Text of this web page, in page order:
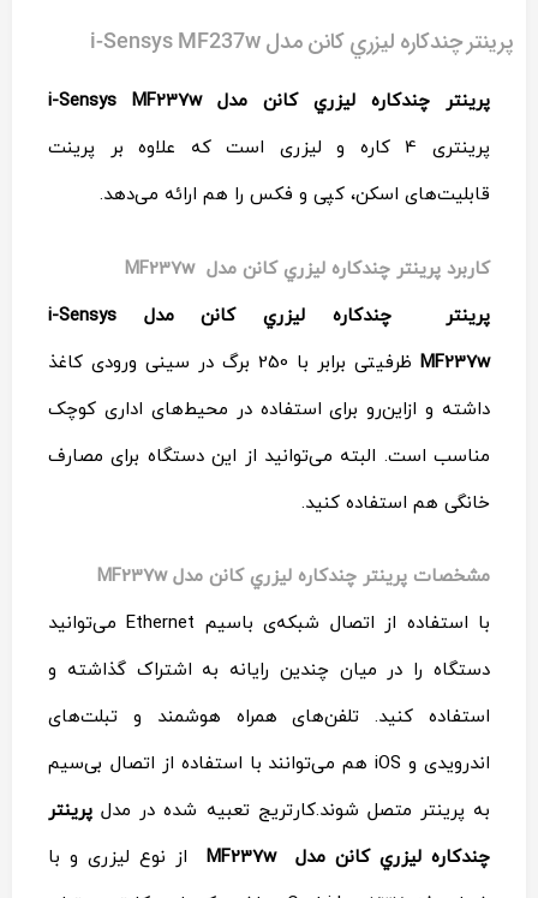
ليزري
مدل
Sensys
اداری
28 Rating:
پرينتر چندکاره ليزري کانن مدل i-Sensys MF237w
پرينتر چندکاره ليزري کانن مدل i-Sensys MF237w
پرینتری 4 کاره و لیزری است که علاوه بر پرینت
قابلیت‌های اسکن، کپی و فکس را هم ارائه می‌دهد.
کاربرد پرينتر چندکاره ليزري کانن مدل MF237w
پرینتر چندکاره ليزري کانن مدل i-Sensys
MF237w
ظرفیتی برابر با 250 برگ در سینی ورودی کاغذ
داشته و ازاین‌رو برای استفاده در محیط‌های اداری کوچک
مناسب است. البته می‌توانید از این دستگاه برای مصارف
خانگی هم استفاده کنید.
مشخصات پرينتر چندکاره ليزري کانن مدل MF237w
با استفاده از اتصال شبکه‌ی باسیم Ethernet می‌توانید
دستگاه را در میان چندین رایانه به اشتراک گذاشته و
استفاده کنید. تلفن‌های همراه هوشمند و تبلت‌های
اندرویدی و iOS هم می‌توانند با استفاده از اتصال بی‌سیم
به پرینتر متصل شوند.کارتریج تعبیه شده در مدل پرينتر
چندکاره ليزري کانن مدل MF237w
از نوع لیزری و با